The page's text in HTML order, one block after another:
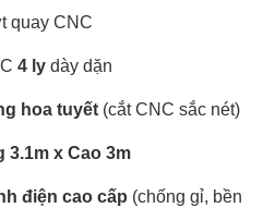
quay CNC
4 ly dày dặn
hoa tuyết (cắt CNC sắc nét)
3.1m x Cao 3m
điện cao cấp (chống gỉ, bền